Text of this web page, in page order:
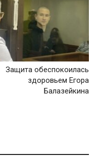
Защита обеспокоилась
здоровьем Егора
Балазейкина